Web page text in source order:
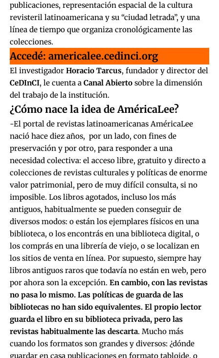
publicaciones, representación espacial de la cultura
revisteril latinoamericana y su “ciudad letrada”, y una
línea de tiempo que organiza cronológicamente las
colecciones.
Accedé: americalee.cedinci.org
El investigador Horacio Tarcus, fundador y director del
CeDInCI, le cuenta a Canal Abierto sobre la dimensión
del trabajo de la institución.
¿Cómo nace la idea de AméricaLee?
-El portal de revistas latinoamericanas AméricaLee
nació hace diez años, por un lado, con fines de
preservación y por otro, para responder a una
necesidad colectiva: el acceso libre, gratuito y directo a
colecciones de revistas culturales y políticas de enorme
valor patrimonial, pero de muy difícil consulta, si no
imposible. Los libros agotados, incluso los más
antiguos, habitualmente se pueden conseguir de
diversos modos: o están los ejemplares físicos en una
biblioteca, o los encontrás en una biblioteca digital, o
los comprás en una librería de viejo, o se localizan en
los sitios de venta en línea. Por supuesto, siempre hay
libros antiguos raros que todavía no están en web, pero
por ahora son la excepción. En cambio, con las revistas
no pasa lo mismo. Las políticas de guarda de las
bibliotecas no han sido equivalentes. El propio lector
guarda el libro en su biblioteca privada, pero las
revistas habitualmente las descarta. Mucho más
cuando los formatos son grandes y diversos: ¿dónde
guardar en casa publicaciones en formato tabloide, o